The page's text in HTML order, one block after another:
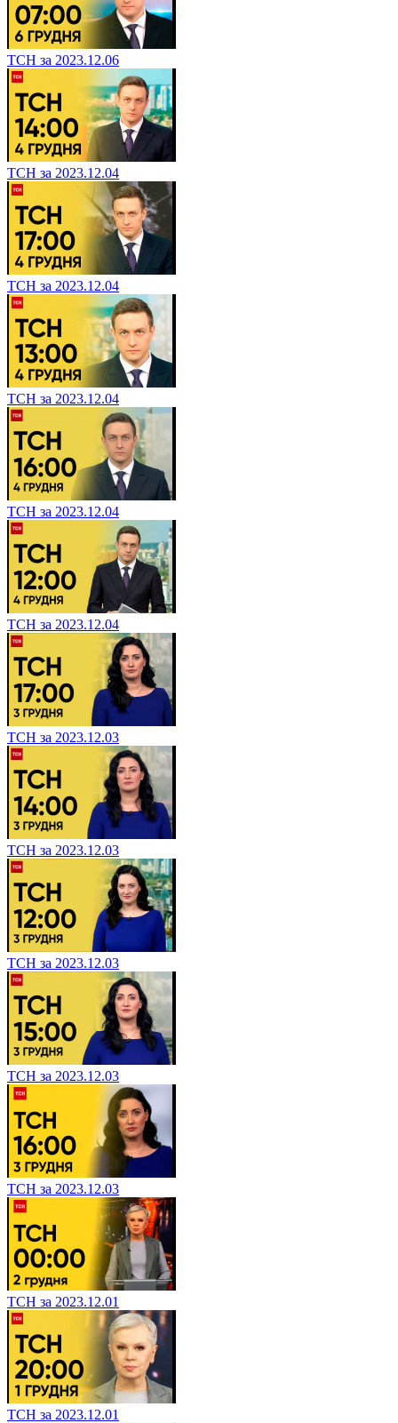
ТСН за 2023.12.06
ТСН за 2023.12.04
ТСН за 2023.12.04
ТСН за 2023.12.04
ТСН за 2023.12.04
ТСН за 2023.12.04
ТСН за 2023.12.03
ТСН за 2023.12.03
ТСН за 2023.12.03
ТСН за 2023.12.03
ТСН за 2023.12.03
ТСН за 2023.12.01
ТСН за 2023.12.01